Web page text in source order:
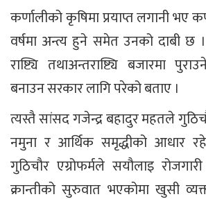
कर्णालीको कृषिमा प्रयाप्त लगानी भए
वर्षमा अन्त्य हुने समेत उनको दाबी छ
राष्ट्यि तथाअन्तराष्ट्यि बजारमा
बनाउन सरकार लागि परेको बताए ।
त्यस्तै सांसद गजेन्द्र बहादुर महतले
नमुना र आर्थिक समृद्धीको आधार
गुठिचौर एग्रोफर्मले सयौलाइ
क्रान्तीको सुरुवात भएकोमा खुसी